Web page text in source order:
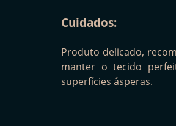
Cuidados:
Produto delicado,
manter o tecido
superfícies ásperas.